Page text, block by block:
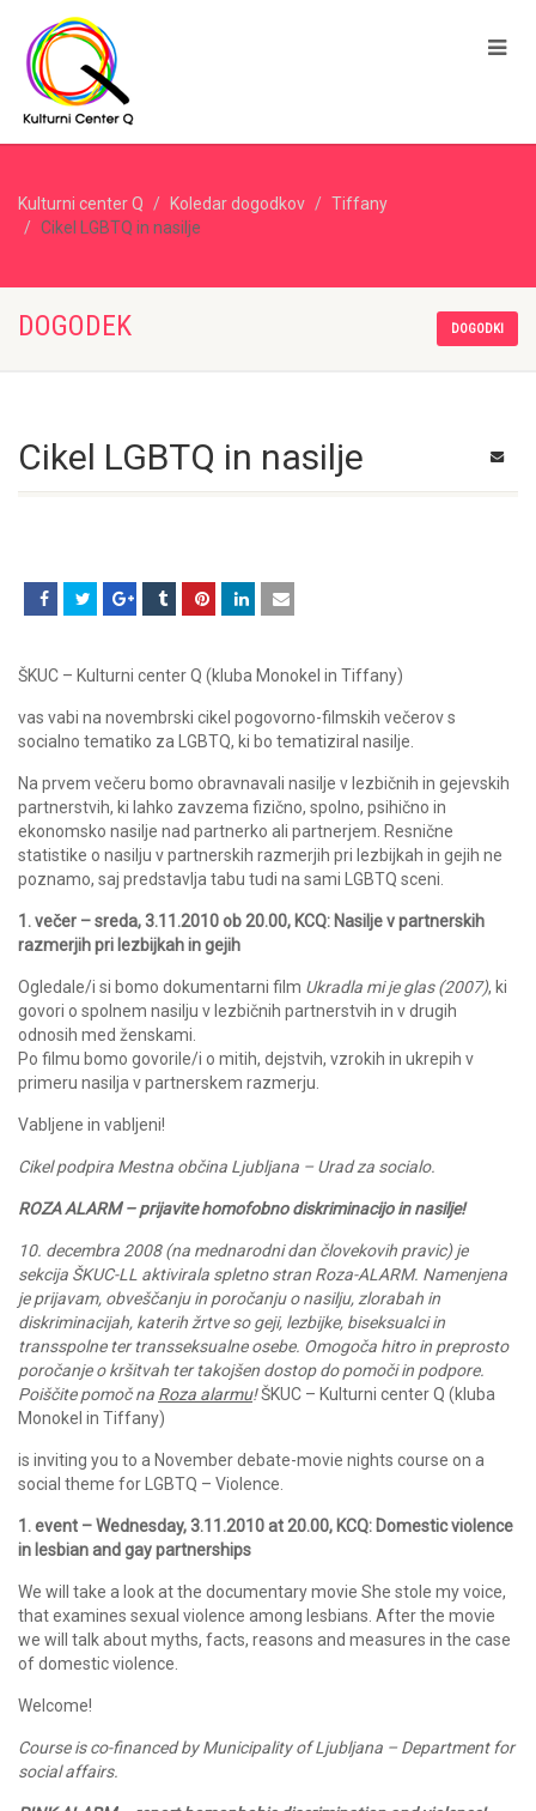
Kulturni center Q Koledar dogodkov
Tiffany
Cikel LGBTQ in nasilje
DOGODEK DOGODKI
Cikel LGBTQ in nasilje
ŠKUC – Kulturni center Q (kluba Monokel in Tiffany)
vas vabi na novembrski cikel pogovorno-filmskih večerov s
socialno tematiko za LGBTQ, ki bo tematiziral nasilje.
Na prvem večeru bomo obravnavali nasilje v lezbičnih in gejevskih
partnerstvih, ki lahko zavzema fizično, spolno, psihično in
ekonomsko nasilje nad partnerko ali partnerjem. Resnične
statistike o nasilju v partnerskih razmerjih pri lezbijkah in gejih ne
poznamo, saj predstavlja tabu tudi na sami LGBTQ sceni.
1. večer – sreda, 3.11.2010 ob 20.00, KCQ: Nasilje v partnerskih
razmerjih pri lezbijkah in gejih
Ogledale/i si bomo dokumentarni film Ukradla mi je glas (2007), ki
govori o spolnem nasilju v lezbičnih partnerstvih in v drugih
odnosih med ženskami.
Po filmu bomo govorile/i o mitih, dejstvih, vzrokih in ukrepih v
primeru nasilja v partnerskem razmerju.
Vabljene in vabljeni!
Cikel podpira Mestna občina Ljubljana – Urad za socialo.
ROZA ALARM – prijavite homofobno diskriminacijo in nasilje!
10. decembra 2008 (na mednarodni dan človekovih pravic) je
sekcija ŠKUC-LL aktivirala spletno stran Roza-ALARM. Namenjena
je prijavam, obveščanju in poročanju o nasilju, zlorabah in
diskriminacijah, katerih žrtve so geji, lezbijke, biseksualci in
transspolne ter transseksualne osebe. Omogoča hitro in preprosto
poročanje o kršitvah ter takojšen dostop do pomoči in podpore.
Poiščite pomoč na Roza alarmu!ŠKUC – Kulturni center Q (kluba
Monokel in Tiffany)
is inviting you to a November debate-movie nights course on a
social theme for LGBTQ – Violence.
1. event – Wednesday, 3.11.2010 at 20.00, KCQ: Domestic violence
in lesbian and gay partnerships
We will take a look at the documentary movie She stole my voice,
that examines sexual violence among lesbians. After the movie
we will talk about myths, facts, reasons and measures in the case
of domestic violence.
Welcome!
Course is co-financed by Municipality of Ljubljana – Department for
social affairs.